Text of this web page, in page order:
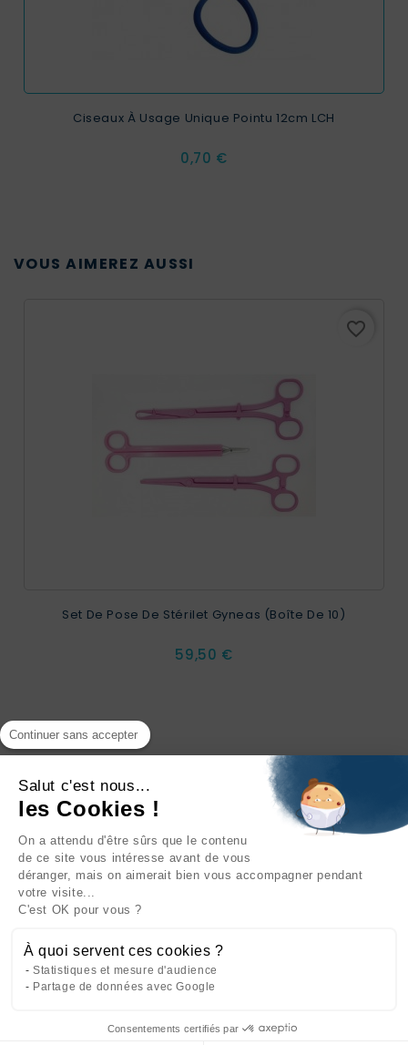
Ciseaux À Usage Unique Pointu 12cm LCH
Prix
0,70 €
VOUS AIMEREZ AUSSI
favorite_border
Set De Pose De Stérilet Gyneas (boîte De 10)
Prix
59,50 €
INFORMATIONS
NOTRE SOCIÉTÉ
NOS PRODUITS
CATÉGORIES
Continuer sans accepter
Salut c'est nous...
les Cookies !
On a attendu d'être sûrs que le contenu
de ce site vous intéresse avant de vous
déranger, mais on aimerait bien vous accompagner pendant
votre visite...
C'est OK pour vous ?
À quoi servent ces cookies ?
Statistiques et mesure d'audience
Partage de données avec Google
Consentements certifiés par